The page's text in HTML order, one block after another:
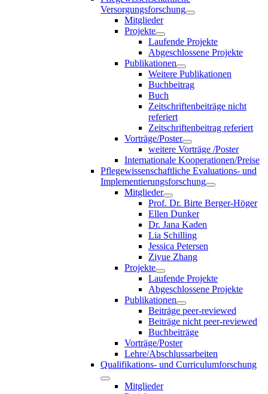
Versorgungsforschung
Mitglieder
Projekte
Laufende Projekte
Abgeschlossene Projekte
Publikationen
Weitere Publikationen
Buchbeitrag
Buch
Zeitschriftenbeiträge nicht
referiert
Zeitschriftenbeitrag referiert
Vorträge/Poster
weitere Vorträge /Poster
Internationale Kooperationen/Preise
Pflegewissenschaftliche Evaluations- und
Implementierungsforschung
Mitglieder
Prof. Dr. Birte Berger-Höger
Ellen Dunker
Dr. Jana Kaden
Lia Schilling
Jessica Petersen
Ziyue Zhang
Projekte
Laufende Projekte
Abgeschlossene Projekte
Publikationen
Beiträge peer-reviewed
Beiträge nicht peer-reviewed
Buchbeiträge
Vorträge/Poster
Lehre/Abschlussarbeiten
Qualifikations- und Curriculumforschung
Mitglieder